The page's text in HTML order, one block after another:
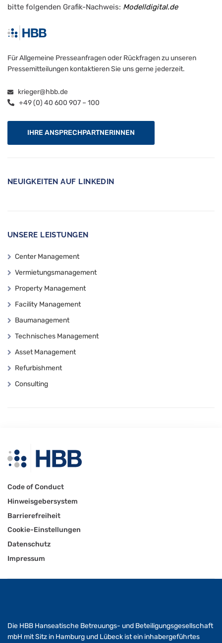
bitte folgenden Grafik-Nachweis: Modelldigital.de
Für Allgemeine Presseanfragen oder Rückfragen zu unseren
Pressemitteilungen kontaktieren Sie uns gerne jederzeit.
krieger@hbb.de
+49 (0) 40 600 907 – 100
IHRE ANSPRECHPARTNERINNEN
NEUIGKEITEN AUF LINKEDIN
UNSERE LEISTUNGEN
Center Management
Vermietungsmanagement
Property Management
Facility Management
Baumanagement
Technisches Management
Asset Management
Refurbishment
Consulting
Code of Conduct
Hinweisgebersystem
Barrierefreiheit
Cookie-Einstellungen
Datenschutz
Impressum
Die HBB Hanseatische Betreuungs- und Beteiligungsgesellschaft
mbH mit Sitz in Hamburg und Lübeck ist ein inhabergeführtes